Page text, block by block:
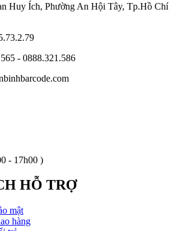
Huy Ích, Phường An Hội Tây, Tp.Hồ Chí
- 0888.321.586
- 17h00 )
HỖ TRỢ
mật
hàng